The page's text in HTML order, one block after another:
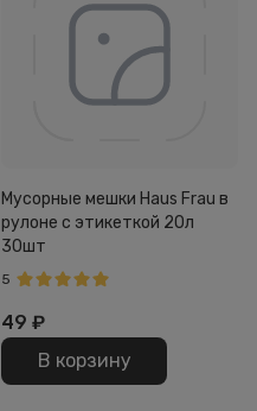
Мусорные мешки Haus Frau в
рулоне с этикеткой 20л
30шт
5
49 ₽
В корзину